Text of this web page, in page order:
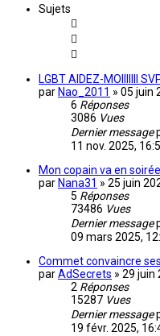
Sujets
LGBT AIDEZ-MOIIIIIII
par Nao_2011 » 05 juin
6 Réponses
3086 Vues
Dernier message
11 nov. 2025,
Mon copain va en
par Nana31 » 25 juin
5 Réponses
73486 Vues
Dernier message
09 mars 2025,
Commet convaincre
parAdSecrets » 29 juin
2 Réponses
15287 Vues
Dernier message
19 févr. 2025,